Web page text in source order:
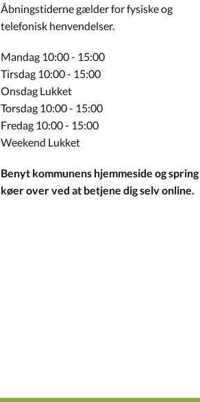
Åbningstiderne gælder for fysiske og
telefonisk henvendelser.
Mandag 10:00 - 15:00
Tirsdag 10:00 - 15:00
Onsdag Lukket
Torsdag 10:00 - 15:00
Fredag 10:00 - 15:00
Weekend Lukket
Benyt kommunens hjemmeside og spring
køer over ved at betjene dig selv online.